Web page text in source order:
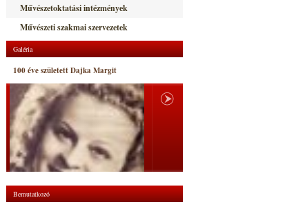
Művészetoktatási intézmények
Művészeti szakmai szervezetek
Galéria
100 éve született Dajka Margit
Bemutatkozó